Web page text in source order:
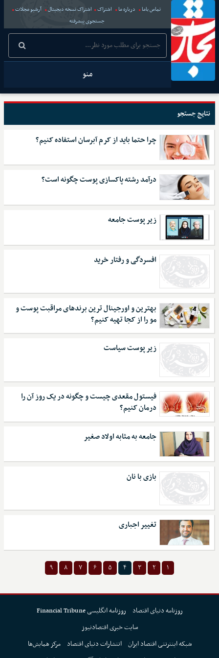
تماس باما درباره ما اشتراک اشتراک نسخه دیجیتال
آرشیو مجلات
جستجوی پیشرفته
منو
نتایج جستجو
چرا حتما باید از کرم آبرسان استفاده کنیم؟
درآمد رشته پاکسازی پوست چگونه است؟
زیر پوست جامعه
افسردگی و رفتار خرید
بهترین و اورجینال ترین برندهای مراقبت پوست و
مو را از کجا تهیه کنیم؟
زیر پوست سیاست
فیستول مقعدی چیست و چگونه در یک روز آن را
درمان کنیم؟
جامعه به مثابه اولاد صغیر
بازی با نان
تغییر اجباری
۱ ۲ ۳ ۴ ۵ ۶ ۷ ۸ ۹
روزنامه دنیای اقتصاد
روزنامه انگلیسی Financial Tribune
سایت خبری اقتصادنیوز
شبکه اینترنتی اقتصاد ایران انتشارات دنیای اقتصاد
مرکز همایش‌ها